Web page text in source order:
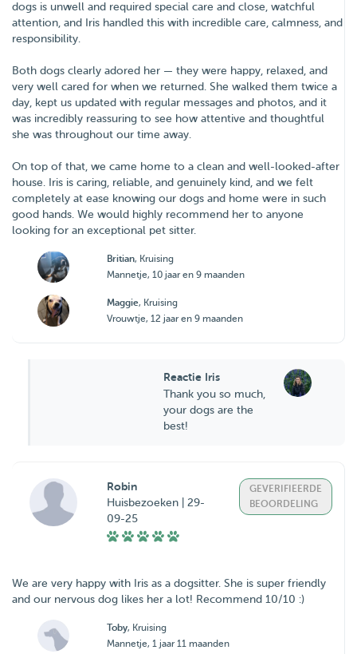
dogs is unwell and required special care and close, watchful
attention, and Iris handled this with incredible care, calmness, and
responsibility.
Both dogs clearly adored her — they were happy, relaxed, and
very well cared for when we returned. She walked them twice a
day, kept us updated with regular messages and photos, and it
was incredibly reassuring to see how attentive and thoughtful
she was throughout our time away.
On top of that, we came home to a clean and well-looked-after
house. Iris is caring, reliable, and genuinely kind, and we felt
completely at ease knowing our dogs and home were in such
good hands. We would highly recommend her to anyone
looking for an exceptional pet sitter.
Britian, Kruising
Mannetje, 10 jaar en 9 maanden
Maggie, Kruising
Vrouwtje, 12 jaar en 9 maanden
Reactie Iris
Thank you so much,
your dogs are the
best!
Robin
Huisbezoeken | 29-
09-25
GEVERIFIEERDE
BEOORDELING
We are very happy with Iris as a dogsitter. She is super friendly
and our nervous dog likes her a lot! Recommend 10/10 :)
Toby, Kruising
Mannetje, 1 jaar 11 maanden